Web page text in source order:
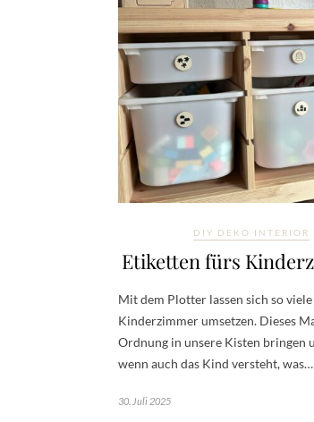
DIY DEKO INTERIOR
Etiketten fürs
Mit dem Plotter lassen sich so
Kinderzimmer umsetzen. Dieses
Ordnung in unsere Kisten bringen
wenn auch das Kind versteht, was…
30. Juli 2025